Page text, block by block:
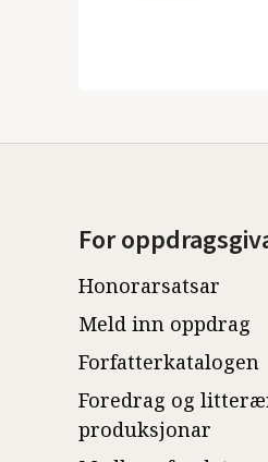
For
Honorarsatsar
Meld inn oppdrag
Forfatterkatalogen
Foredrag og
produksjonar